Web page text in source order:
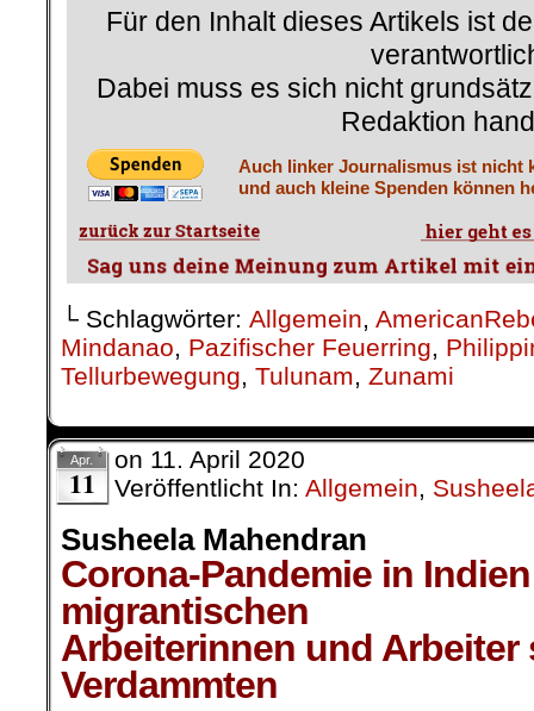
Für den Inhalt dieses Artikels ist
Dabei muss es sich nicht
Redaktion
Auch linker Journalismus ist nicht
und auch kleine Spenden können
└ Schlagwörter: Allgemein,
Mindanao, Pazifischer Feuerring,
Tellurbewegung, Tulunam, Zunami
Apr.
11
on 11. April 2020
Veröffentlicht In: Allgemein,
Susheela Mahendran
Corona-Pandemie in
migrantischen
Arbeiterinnen und Arbeiter
Verdammten